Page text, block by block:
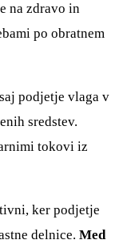
na zdravo in
po obratnem
podjetje vlaga v
sredstev.
tokovi iz
ker podjetje
delnice. Med